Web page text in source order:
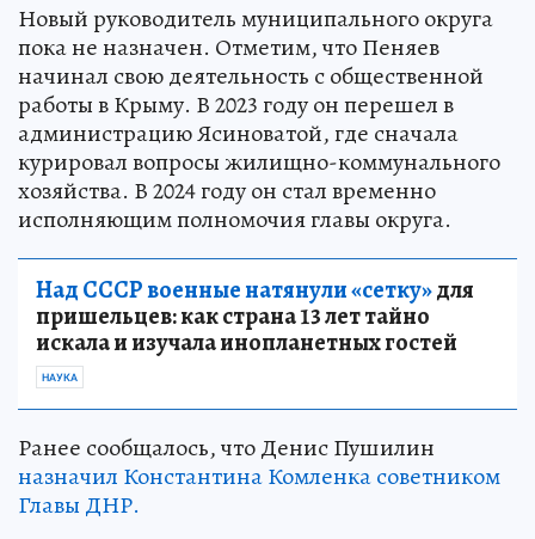
Новый руководитель муниципального округа
пока не назначен. Отметим, что Пеняев
начинал свою деятельность с общественной
работы в Крыму. В 2023 году он перешел в
администрацию Ясиноватой, где сначала
курировал вопросы жилищно-коммунального
хозяйства. В 2024 году он стал временно
исполняющим полномочия главы округа.
Над СССР военные натянули «сетку»для
пришельцев: как страна 13 лет тайно
искала и изучала инопланетных гостей
НАУКА
Ранее сообщалось, что Денис Пушилин
назначил Константина Комленка советником
Главы ДНР.